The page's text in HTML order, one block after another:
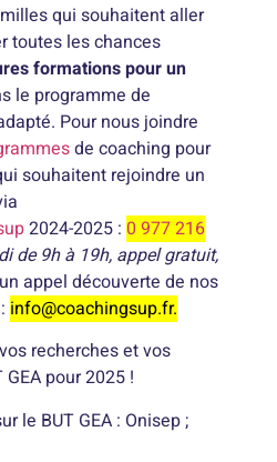
qui souhaitent aller
toutes les chances
formations pour un
le programme de
Pour nous joindre
de coaching pour
souhaitent rejoindre un
2024-2025 : 0 977 216
de 9h à 19h, appel gratuit,
appel découverte de nos
info@coachingsup.fr.
recherches et vos
pour 2025 !
le BUT GEA : Onisep ;